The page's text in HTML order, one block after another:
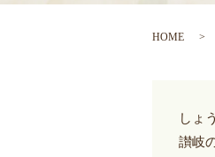
HOME
しょ
讃岐